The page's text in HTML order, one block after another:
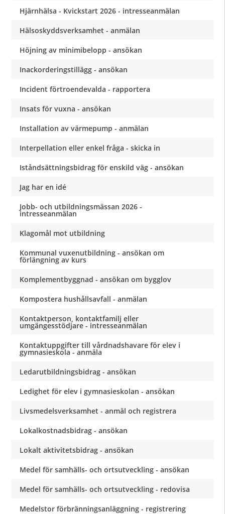
Hjärnhälsa - Kvickstart 2026 - intresseanmälan
Hälsoskyddsverksamhet - anmälan
Höjning av minimibelopp - ansökan
Inackorderingstillägg - ansökan
Incident förtroendevalda - rapportera
Insats för vuxna - ansökan
Installation av värmepump - anmälan
Interpellation eller enkel fråga - skicka in
Iståndsättningsbidrag för enskild väg - ansökan
Jag har en idé
Jobb- och utbildningsmässan 2026 -
intresseanmälan
Klagomål mot utbildning
Kommunal vuxenutbildning - ansökan om
förlängning av kurs
Komplementbyggnad - ansökan om bygglov
Kompostera hushållsavfall - anmälan
Kontaktperson, kontaktfamilj eller
umgängesstödjare - intresseanmälan
Kontaktuppgifter till vårdnadshavare för elev i
gymnasieskola - anmäla
Ledarutbildningsbidrag - ansökan
Ledighet för elev i gymnasieskolan - ansökan
Livsmedelsverksamhet - anmäl och registrera
Lokalkostnadsbidrag - ansökan
Lokalt aktivitetsbidrag - ansökan
Medel för samhälls- och ortsutveckling - ansökan
Medel för samhälls- och ortsutveckling - redovisa
Medelstor förbränningsanläggning - registrering